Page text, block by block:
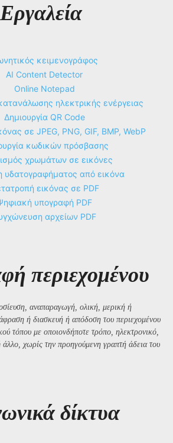
Εργαλεία
κειμενογράφος
AI Content Detector
Online Notepad
ηλεκτρικής ενέργειας
Δημιουργία QR Code
σε JPEG, PNG, GIF, BMP, WebP
κωδικών πρόσβασης
χρωμάτων σε εικόνες
υδατογραφήματος από εικόνα
εικόνας σε PDF
υπογραφή PDF
αρχείων PDF
περιεχομένου
αναπαραγωγή, ολική, μερική ή
ή διασκευή ή απόδοση του περιεχομένου
τόπου με οποιονδήποτε τρόπο, ηλεκτρονικό,
χωρίς την προηγούμενη γραπτή άδεια του
δίκτυα